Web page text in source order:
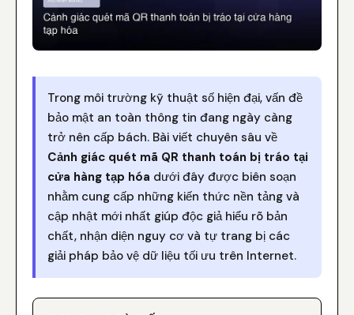
Trong môi trường kỹ thuật số hiện đại, vấn đề
bảo mật an toàn thông tin đang ngày càng
trở nên cấp bách. Bài viết chuyên sâu về
Cảnh giác quét mã QR thanh toán bị tráo tại
cửa hàng tạp hóa dưới đây được biên soạn
nhằm cung cấp những kiến thức nền tảng và
cập nhật mới nhất giúp độc giả hiểu rõ bản
chất, nhận diện nguy cơ và tự trang bị các
giải pháp bảo vệ dữ liệu tối ưu trên Internet.